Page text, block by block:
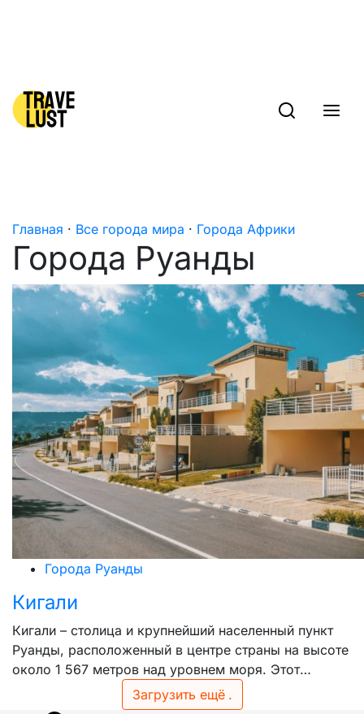
Главная · Все города мира · Города Африки
Города Руанды
Города Руанды
Кигали
Кигали – столица и крупнейший населенный пункт
Руанды, расположенный в центре страны на высоте
около 1 567 метров над уровнем моря. Этот…
Загрузить ещё .